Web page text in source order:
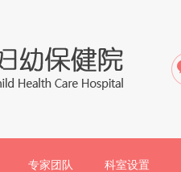
专家团队 科室设置